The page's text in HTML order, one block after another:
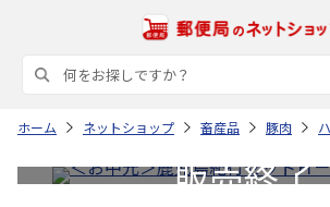
ホーム ネットショップ 畜産品 豚肉